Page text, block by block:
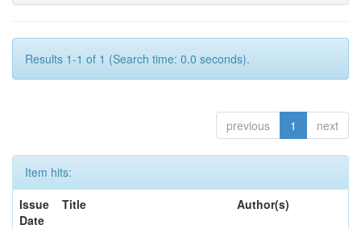
Results 1-1 of 1 (Search time: 0.0 seconds).
previous 1 next
Item hits:
Issue
Date
Title Author(s)